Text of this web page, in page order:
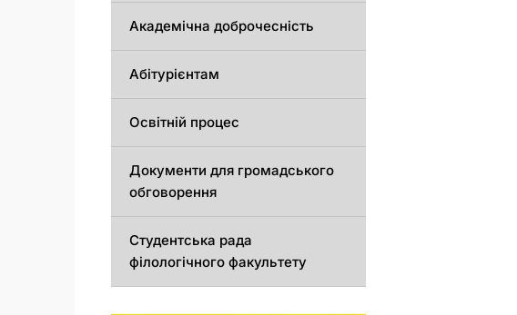
Академічна доброчесність
Абітурієнтам
Освітній процес
Документи для громадського
обговорення
Студентська рада
філологічного факультету